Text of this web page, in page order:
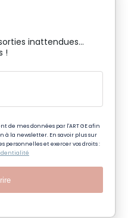
inattendues…
!
de mes données par l'ART GE afin
à la newsletter. En savoir plus sur
personnelles et exercer vos droits :